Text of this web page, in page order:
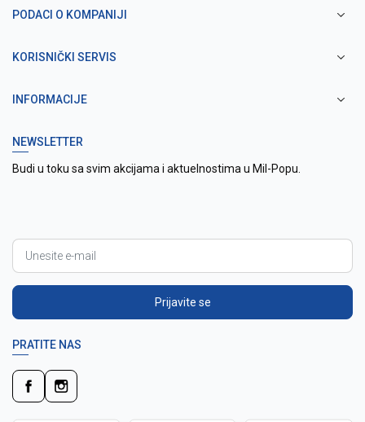
PODACI O KOMPANIJI
KORISNIČKI SERVIS
INFORMACIJE
NEWSLETTER
Budi u toku sa svim akcijama i aktuelnostima u Mil-Popu.
Prijavite se
PRATITE NAS